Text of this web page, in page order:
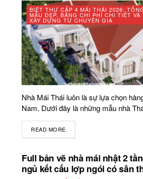
BIỆT THỰ CẤP 4 MÁI THÁI 2026:
MẪU ĐẸP, BẢNG CHI PHÍ CHI TIẾT VÀ
XÂY DỰNG TỪ CHUYÊN GIA
Nhà Mái Thái luôn là sự lựa chọn
Nam. Dưới đây là những mẫu nhà
READ MORE
Full bản vẽ nhà mái nhật 2
ngủ kết cấu lợp ngói có sân